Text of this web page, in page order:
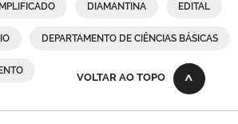
DIAMANTINA EDITAL
DEPARTAMENTO DE CIÊNCIAS BÁSICAS
VOLTAR AO TOPO